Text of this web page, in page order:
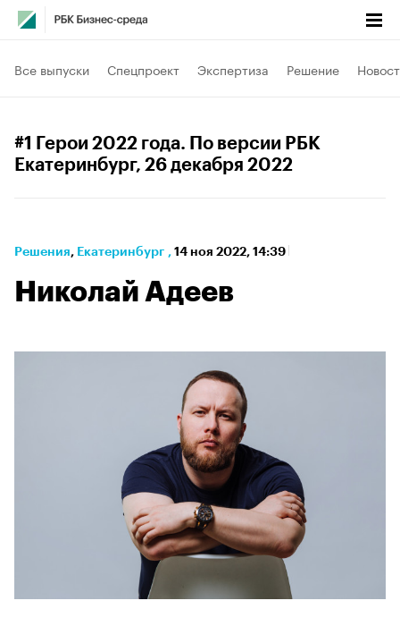
Все выпуски Спецпроект Экспертиза Решение
#1 Герои 2022 года. По версии РБК
Екатеринбург, 26 декабря 2022
Решения⁠, Екатеринбург , 14 ноя 2022, 14:39
Николай Адеев